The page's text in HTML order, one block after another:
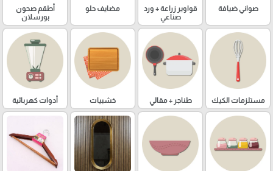
صواني ضيافة
قواوير زراعة + ورد
صناعي
مضايف حلو
أطقم صحون
بورسلان
مستلزمات الكيك طناجر + مقالي خشبيات أدوات كهربائية